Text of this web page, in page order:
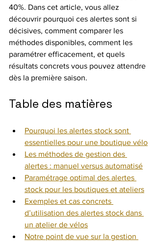
40%. Dans cet article, vous allez
découvrir pourquoi ces alertes sont si
décisives, comment comparer les
méthodes disponibles, comment les
paramétrer efficacement, et quels
résultats concrets vous pouvez attendre
dès la première saison.
Table des matières
Pourquoi les alertes stock sont
essentielles pour une boutique vélo
Les méthodes de gestion des
alertes : manuel versus automatisé
Paramétrage optimal des alertes
stock pour les boutiques et ateliers
Exemples et cas concrets
d’utilisation des alertes stock dans
un atelier de vélos
Notre point de vue sur la gestion